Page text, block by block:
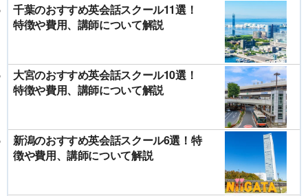
千葉のおすすめ英会話スクール11選！
特徴や費用、講師について解説
大宮のおすすめ英会話スクール10選！
特徴や費用、講師について解説
新潟のおすすめ英会話スクール6選！特
徴や費用、講師について解説